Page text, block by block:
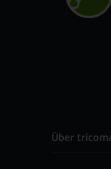
Über